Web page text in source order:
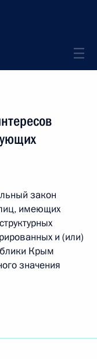
закон
имеющих
и (или)
Крым
значения